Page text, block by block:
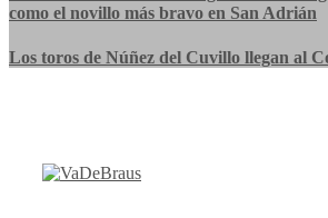
como el novillo más bravo en San Adrián
Los toros de Núñez del Cuvillo llegan al